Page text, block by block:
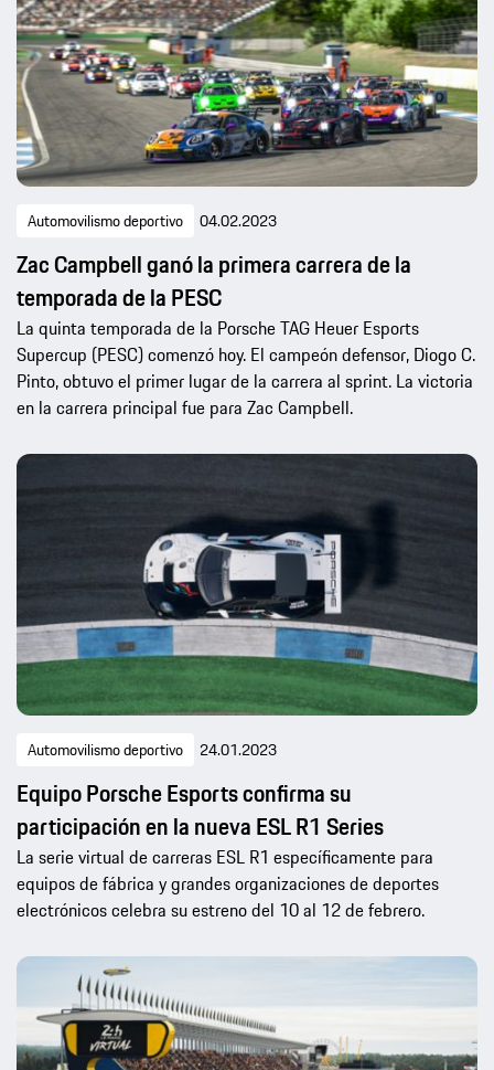
Automovilismo deportivo 04.02.2023
Zac Campbell ganó la primera carrera de la
temporada de la PESC
La quinta temporada de la Porsche TAG Heuer Esports
Supercup (PESC) comenzó hoy. El campeón defensor, Diogo C.
Pinto, obtuvo el primer lugar de la carrera al sprint. La victoria
en la carrera principal fue para Zac Campbell.
Automovilismo deportivo 24.01.2023
Equipo Porsche Esports confirma su
participación en la nueva ESL R1 Series
La serie virtual de carreras ESL R1 específicamente para
equipos de fábrica y grandes organizaciones de deportes
electrónicos celebra su estreno del 10 al 12 de febrero.